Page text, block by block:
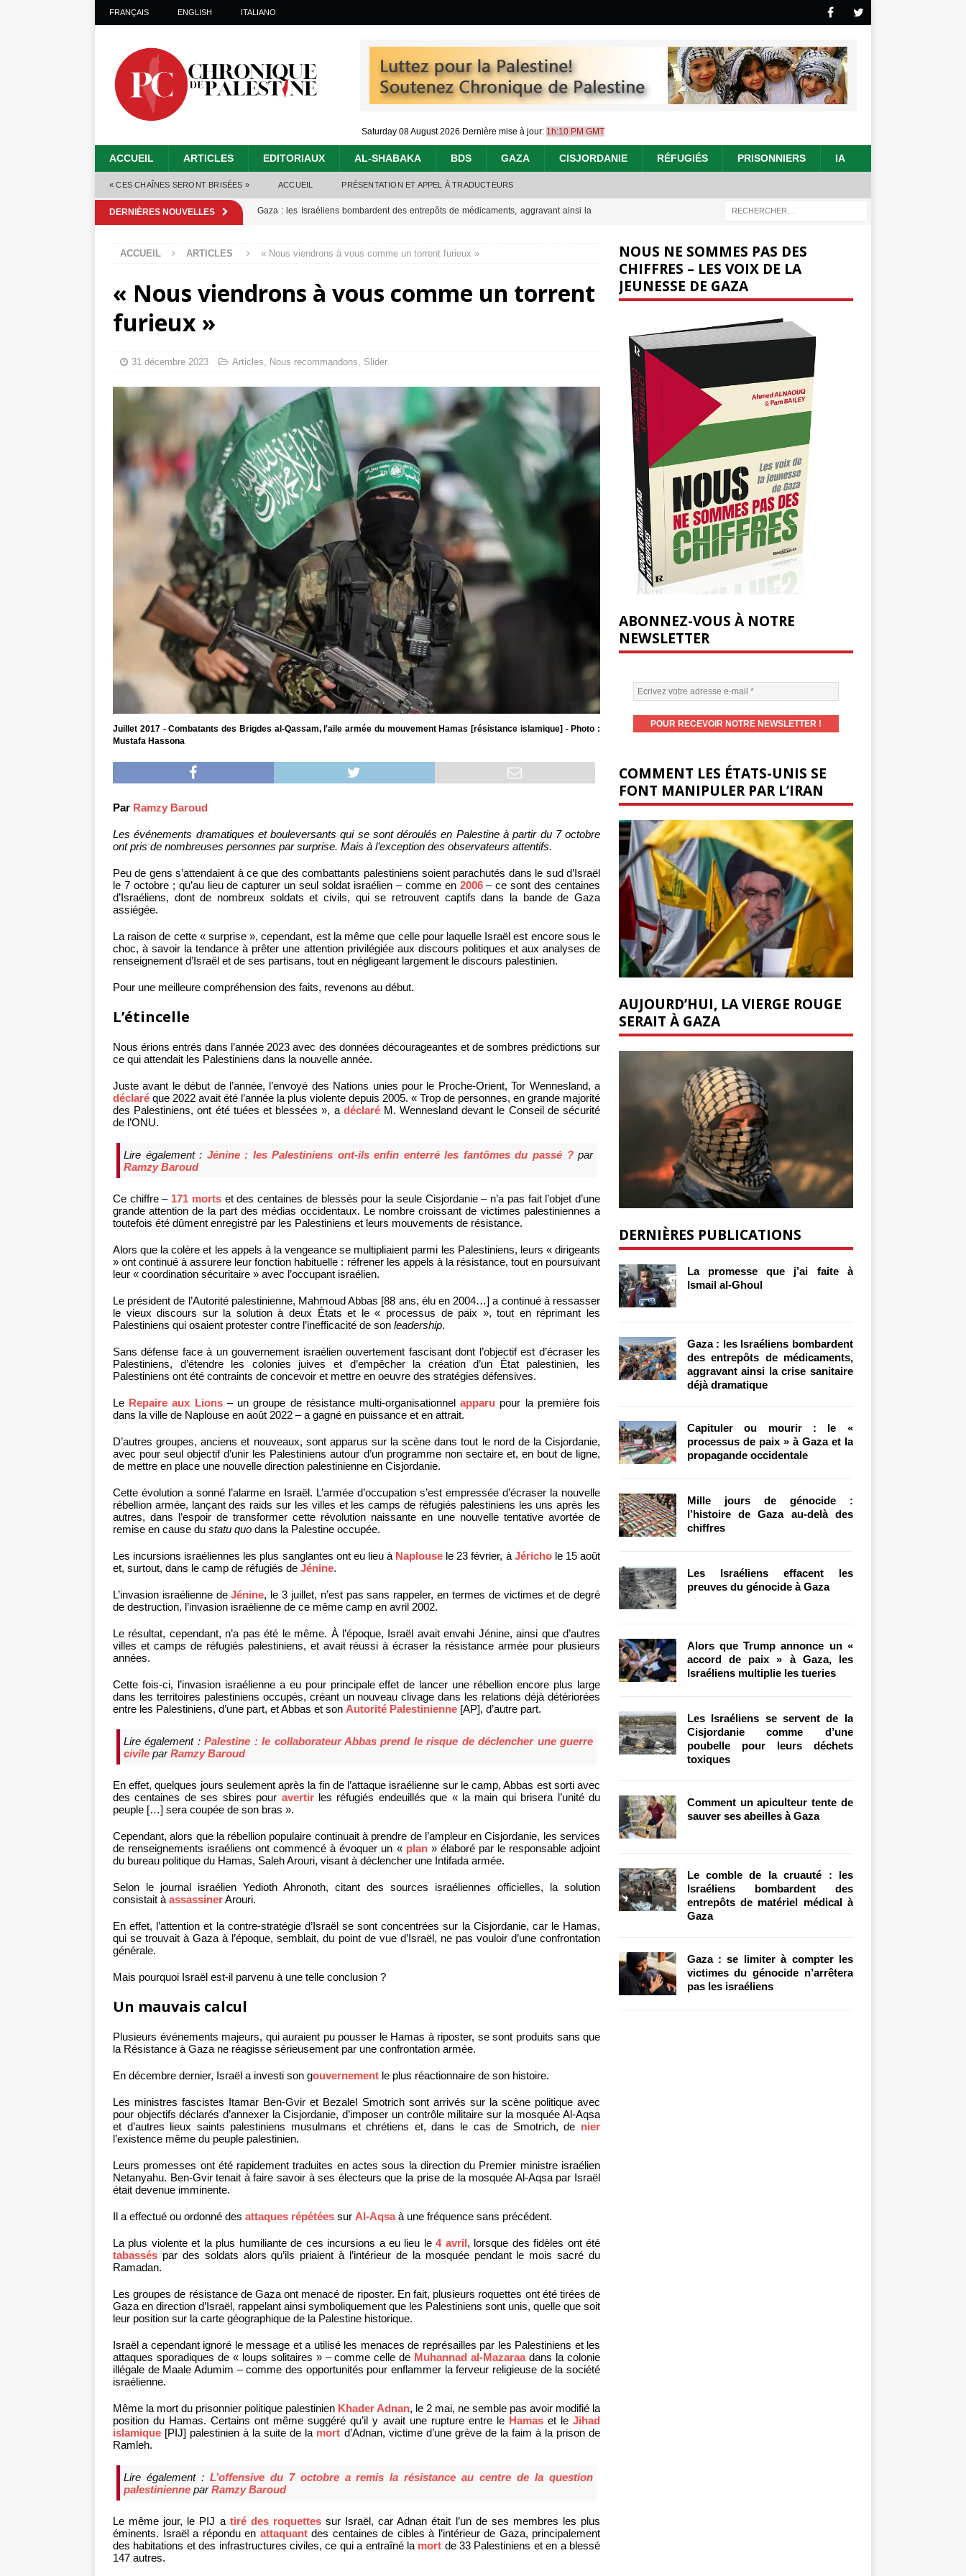
FRANÇAIS ENGLISH ITALIANO
Saturday 08 August 2026 Dernière mise à jour: 1h:10 PM GMT
ACCUEIL ARTICLES EDITORIAUX AL-SHABAKA BDS GAZA CISJORDANIE RÉFUGIÉS PRISONNIERS IA
« CES CHAÎNES SERONT BRISÉES » ACCUEIL PRÉSENTATION ET APPEL À TRADUCTEURS
DERNIÈRES NOUVELLES Gaza : les Israéliens bombardent des entrepôts de médicaments, aggravant ainsi la
Capituler ou mourir : le « processus de paix » à Gaza et la propagande occidentale
La promesse que j’ai faite à Ismail al-Ghoul
ACCUEIL ARTICLES « Nous viendrons à vous comme un torrent furieux »
« Nous viendrons à vous comme un torrent
furieux »
31 décembre 2023 Articles, Nous recommandons, Slider
Juillet 2017 - Combatants des Brigdes al-Qassam, l'aile armée du mouvement Hamas [résistance islamique] - Photo :
Mustafa Hassona
Par Ramzy Baroud
Les événements dramatiques et bouleversants qui se sont déroulés en Palestine à partir du 7 octobre
ont pris de nombreuses personnes par surprise. Mais à l’exception des observateurs attentifs.
Peu de gens s’attendaient à ce que des combattants palestiniens soient parachutés dans le sud d’Israël
le 7 octobre ; qu’au lieu de capturer un seul soldat israélien – comme en 2006– ce sont des centaines
d’Israéliens, dont de nombreux soldats et civils, qui se retrouvent captifs dans la bande de Gaza
assiégée.
La raison de cette « surprise », cependant, est la même que celle pour laquelle Israël est encore sous le
choc, à savoir la tendance à prêter une attention privilégiée aux discours politiques et aux analyses de
renseignement d’Israël et de ses partisans, tout en négligeant largement le discours palestinien.
Pour une meilleure compréhension des faits, revenons au début.
L’étincelle
Nous érions entrés dans l’année 2023 avec des données décourageantes et de sombres prédictions sur
ce qui attendait les Palestiniens dans la nouvelle année.
Juste avant le début de l’année, l’envoyé des Nations unies pour le Proche-Orient, Tor Wennesland, a
déclaré que 2022 avait été l’année la plus violente depuis 2005. « Trop de personnes, en grande majorité
des Palestiniens, ont été tuées et blessées », a déclaréM. Wennesland devant le Conseil de sécurité
de l’ONU.
Lire également : Jénine : les Palestiniens ont-ils enfin enterré les fantômes du passé ?par
Ramzy Baroud
Ce chiffre – 171 mortset des centaines de blessés pour la seule Cisjordanie – n’a pas fait l’objet d’une
grande attention de la part des médias occidentaux. Le nombre croissant de victimes palestiniennes a
toutefois été dûment enregistré par les Palestiniens et leurs mouvements de résistance.
Alors que la colère et les appels à la vengeance se multipliaient parmi les Palestiniens, leurs « dirigeants
» ont continué à assurere leur fonction habituelle : réfrener les appels à la résistance, tout en poursuivant
leur « coordination sécuritaire » avec l’occupant israélien.
Le président de l’Autorité palestinienne, Mahmoud Abbas [88 ans, élu en 2004…] a continué à ressasser
le vieux discours sur la solution à deux États et le « processus de paix », tout en réprimant les
Palestiniens qui osaient protester contre l’inefficacité de son leadership.
Sans défense face à un gouvernement israélien ouvertement fascisant dont l’objectif est d’écraser les
Palestiniens, d’étendre les colonies juives et d’empêcher la création d’un État palestinien, les
Palestiniens ont été contraints de concevoir et mettre en oeuvre des stratégies défensives.
Le Repaire aux Lions– un groupe de résistance multi-organisationnelapparu pour la première fois
dans la ville de Naplouse en août 2022 – a gagné en puissance et en attrait.
D’autres groupes, anciens et nouveaux, sont apparus sur la scène dans tout le nord de la Cisjordanie,
avec pour seul objectif d’unir les Palestiniens autour d’un programme non sectaire et, en bout de ligne,
de mettre en place une nouvelle direction palestinienne en Cisjordanie.
Cette évolution a sonné l’alarme en Israël. L’armée d’occupation s’est empressée d’écraser la nouvelle
rébellion armée, lançant des raids sur les villes et les camps de réfugiés palestiniens les uns après les
autres, dans l’espoir de transformer cette révolution naissante en une nouvelle tentative avortée de
remise en cause du statu quo dans la Palestine occupée.
Les incursions israéliennes les plus sanglantes ont eu lieu à Naplouse le 23 février, à Jérichole 15 août
et, surtout, dans le camp de réfugiés de Jénine.
L’invasion israélienne deJénine, le 3 juillet, n’est pas sans rappeler, en termes de victimes et de degré
de destruction, l’invasion israélienne de ce même camp en avril 2002.
Le résultat, cependant, n’a pas été le même. À l’époque, Israël avait envahi Jénine, ainsi que d’autres
villes et camps de réfugiés palestiniens, et avait réussi à écraser la résistance armée pour plusieurs
années.
Cette fois-ci, l’invasion israélienne a eu pour principale effet de lancer une rébellion encore plus large
dans les territoires palestiniens occupés, créant un nouveau clivage dans les relations déjà détériorées
entre les Palestiniens, d’une part, et Abbas et son Autorité Palestinienne [AP], d’autre part.
Lire également :Palestine : le collaborateur Abbas prend le risque de déclencher une guerre
civile parRamzy Baroud
En effet, quelques jours seulement après la fin de l’attaque israélienne sur le camp, Abbas est sorti avec
des centaines de ses sbires pour avertirles réfugiés endeuillés que « la main qui brisera l’unité du
peuple […] sera coupée de son bras ».
Cependant, alors que la rébellion populaire continuait à prendre de l’ampleur en Cisjordanie, les services
de renseignements israéliens ont commencé à évoquer un « plan» élaboré par le responsable adjoint
du bureau politique du Hamas, Saleh Arouri, visant à déclencher une Intifada armée.
Selon le journal israélien Yedioth Ahronoth, citant des sources israéliennes officielles, la solution
consistait à assassinerArouri.
En effet, l’attention et la contre-stratégie d’Israël se sont concentrées sur la Cisjordanie, car le Hamas,
qui se trouvait à Gaza à l’époque, semblait, du point de vue d’Israël, ne pas vouloir d’une confrontation
générale.
Mais pourquoi Israël est-il parvenu à une telle conclusion ?
Un mauvais calcul
Plusieurs événements majeurs, qui auraient pu pousser le Hamas à riposter, se sont produits sans que
la Résistance à Gaza ne réagisse sérieusement par une confrontation armée.
En décembre dernier, Israël a investi son gouvernement le plus réactionnaire de son histoire.
Les ministres fascistes Itamar Ben-Gvir et Bezalel Smotrich sont arrivés sur la scène politique avec
pour objectifs déclarés d’annexer la Cisjordanie, d’imposer un contrôle militaire sur la mosquée Al-Aqsa
et d’autres lieux saints palestiniens musulmans et chrétiens et, dans le cas de Smotrich, de nier
l’existence même du peuple palestinien.
Leurs promesses ont été rapidement traduites en actes sous la direction du Premier ministre israélien
Netanyahu. Ben-Gvir tenait à faire savoir à ses électeurs que la prise de la mosquée Al-Aqsa par Israël
était devenue imminente.
Il a effectué ou ordonné des attaques répétées sur Al-Aqsaà une fréquence sans précédent.
La plus violente et la plus humiliante de ces incursions a eu lieu le4 avril, lorsque des fidèles ont été
tabassés par des soldats alors qu’ils priaient à l’intérieur de la mosquée pendant le mois sacré du
Ramadan.
Les groupes de résistance de Gaza ont menacé de riposter. En fait, plusieurs roquettes ont été tirées de
Gaza en direction d’Israël, rappelant ainsi symboliquement que les Palestiniens sont unis, quelle que soit
leur position sur la carte géographique de la Palestine historique.
Israël a cependant ignoré le message et a utilisé les menaces de représailles par les Palestiniens et les
attaques sporadiques de « loups solitaires » – comme celle de Muhannad al-Mazaraadans la colonie
illégale de Maale Adumim – comme des opportunités pour enflammer la ferveur religieuse de la société
israélienne.
Même la mort du prisonnier politique palestinien Khader Adnan, le 2 mai, ne semble pas avoir modifié la
position du Hamas. Certains ont même suggéré qu’il y avait une rupture entre le Hamaset leJihad
islamique [PIJ] palestinien à la suite de la mort d’Adnan, victime d’une grève de la faim à la prison de
Ramleh.
Lire également : L’offensive du 7 octobre a remis la résistance au centre de la question
palestinienne parRamzy Baroud
Le même jour, le PIJ a tiré des roquettessur Israël, car Adnan était l’un de ses membres les plus
éminents. Israël a répondu en attaquantdes centaines de cibles à l’intérieur de Gaza, principalement
des habitations et des infrastructures civiles, ce qui a entraîné la mort de 33 Palestiniens et en a blessé
147 autres.
NOUS NE SOMMES PAS DES
CHIFFRES – LES VOIX DE LA
JEUNESSE DE GAZA
ABONNEZ-VOUS À NOTRE
NEWSLETTER
COMMENT LES ÉTATS-UNIS SE
FONT MANIPULER PAR L’IRAN
AUJOURD’HUI, LA VIERGE ROUGE
SERAIT À GAZA
DERNIÈRES PUBLICATIONS
La promesse que j’ai faite à
Ismail al-Ghoul
Gaza : les Israéliens bombardent
des entrepôts de médicaments,
aggravant ainsi la crise sanitaire
déjà dramatique
Capituler ou mourir : le «
processus de paix » à Gaza et la
propagande occidentale
Mille jours de génocide :
l’histoire de Gaza au-delà des
chiffres
Les Israéliens effacent les
preuves du génocide à Gaza
Alors que Trump annonce un «
accord de paix » à Gaza, les
Israéliens multiplie les tueries
Les Israéliens se servent de la
Cisjordanie comme d’une
poubelle pour leurs déchets
toxiques
Comment un apiculteur tente de
sauver ses abeilles à Gaza
Le comble de la cruauté : les
Israéliens bombardent des
entrepôts de matériel médical à
Gaza
Gaza : se limiter à compter les
victimes du génocide n’arrêtera
pas les israéliens